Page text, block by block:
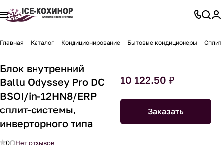
Главная Каталог Кондиционирование Бытовые кондиционеры
Блок внутренний
Ballu Odyssey Pro DC
BSOI/in-12HN8/ERP
сплит-системы,
инверторного типа
0
Нет отзывов
10 122.50 ₽
Заказать